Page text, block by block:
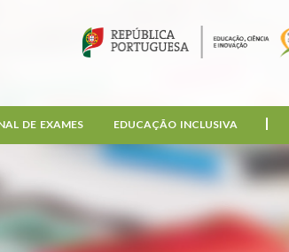
DE EXAMES EDUCAÇÃO INCLUSIVA